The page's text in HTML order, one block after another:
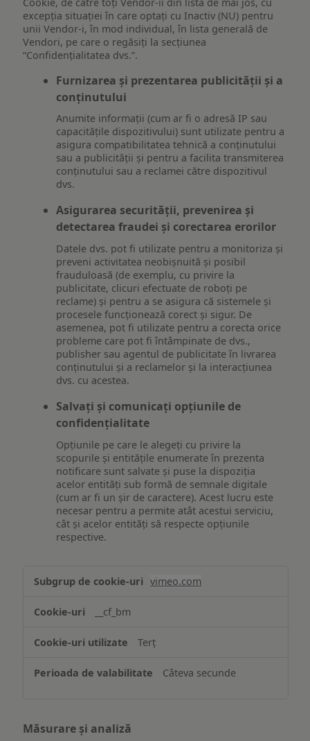
Cookie, de către toți Vendor-ii din lista de mai jos, cu
excepția situației în care optați cu Inactiv (NU) pentru
unii Vendor-i, în mod individual, în lista generală de
Vendori, pe care o regăsiți la secțiunea
“Confidențialitatea dvs.”.
Furnizarea și prezentarea publicității și a
conținutului
Anumite informații (cum ar fi o adresă IP sau
capacitățile dispozitivului) sunt utilizate pentru a
asigura compatibilitatea tehnică a conținutului
sau a publicității și pentru a facilita transmiterea
conținutului sau a reclamei către dispozitivul
dvs.
Asigurarea securității, prevenirea și
detectarea fraudei și corectarea erorilor
Datele dvs. pot fi utilizate pentru a monitoriza și
preveni activitatea neobișnuită și posibil
frauduloasă (de exemplu, cu privire la
publicitate, clicuri efectuate de roboți pe
reclame) și pentru a se asigura că sistemele și
procesele funcționează corect și sigur. De
asemenea, pot fi utilizate pentru a corecta orice
probleme care pot fi întâmpinate de dvs.,
publisher sau agentul de publicitate în livrarea
conținutului și a reclamelor și la interacțiunea
dvs. cu acestea.
Salvați și comunicați opțiunile de
confidențialitate
Opțiunile pe care le alegeți cu privire la
scopurile și entitățile enumerate în prezenta
notificare sunt salvate și puse la dispoziția
acelor entități sub formă de semnale digitale
(cum ar fi un șir de caractere). Acest lucru este
necesar pentru a permite atât acestui serviciu,
cât și acelor entități să respecte opțiunile
respective.
funcționalităților
ului
vimeo.com
__cf_bm
Terț
Câteva secunde
Măsurare și analiză